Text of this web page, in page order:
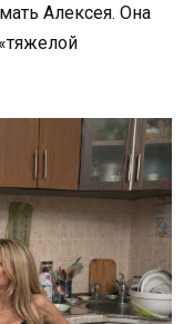
Алексея. Она